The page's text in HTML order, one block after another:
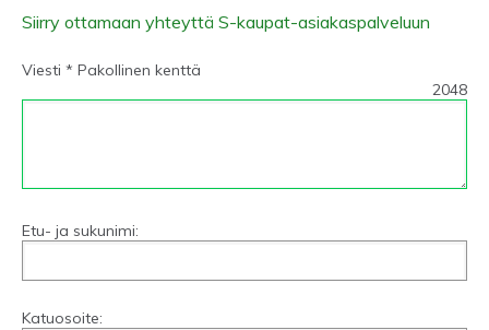
Siirry ottamaan yhteyttä S-kaupat-asiakaspalveluun
Viesti * Pakollinen kenttä
2048
Etu- ja sukunimi:
Katuosoite: